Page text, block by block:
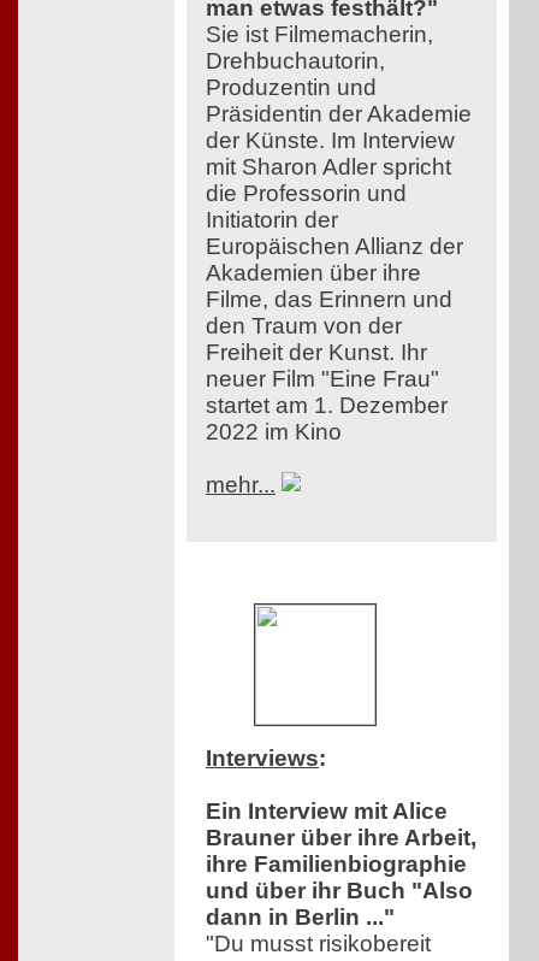
man etwas festhält?"
Sie ist Filmemacherin,
Drehbuchautorin,
Produzentin und
Präsidentin der Akademie
der Künste. Im Interview
mit Sharon Adler spricht
die Professorin und
Initiatorin der
Europäischen Allianz der
Akademien über ihre
Filme, das Erinnern und
den Traum von der
Freiheit der Kunst. Ihr
neuer Film "Eine Frau"
startet am 1. Dezember
2022 im Kino
mehr...
Interviews:
Ein Interview mit Alice
Brauner über ihre Arbeit,
ihre Familienbiographie
und über ihr Buch "Also
dann in Berlin ..."
"Du musst risikobereit